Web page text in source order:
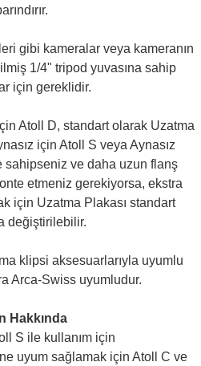
gibi kameralar veya kameranın
1/4" tripod yuvasına sahip
için gereklidir.
Atoll D, standart olarak Uzatma
için Atoll S veya Aynasız
sahipseniz ve daha uzun flanş
etmeniz gerekiyorsa, ekstra
için Uzatma Plakası standart
değiştirilebilir.
klipsi aksesuarlarıyla uyumlu
Arca-Swiss uyumludur.
Hakkında
S ile kullanım için
uyum sağlamak için Atoll C ve